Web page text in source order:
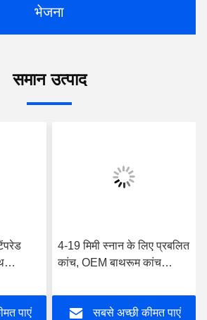
भेजना
समान उत्पाद
पाएं
4-19 मिमी स्नान के लिए प्रबलित
कांच, OEM बाथरूम कांच
सबसे अच्छी कीमत पाएं